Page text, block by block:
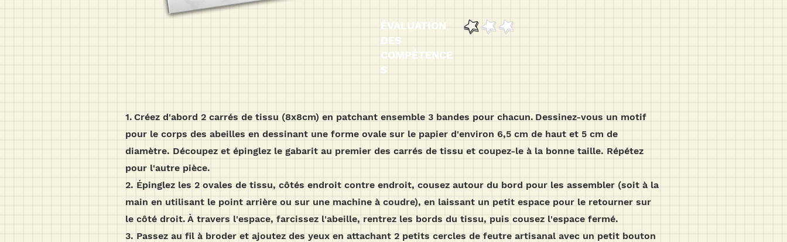
ÉVALUATION
DES
COMPÉTENCE
S
1. Créez d'abord 2 carrés de tissu (8x8cm) en patchant ensemble 3 bandes pour chacun. Dessinez-vous un motif
pour le corps des abeilles en dessinant une forme ovale sur le papier d'environ 6,5 cm de haut et 5 cm de
diamètre. Découpez et épinglez le gabarit au premier des carrés de tissu et coupez-le à la bonne taille. Répétez
pour l'autre pièce.
2. Épinglez les 2 ovales de tissu, côtés endroit contre endroit, cousez autour du bord pour les assembler (soit à la
main en utilisant le point arrière ou sur une machine à coudre), en laissant un petit espace pour le retourner sur
le côté droit. À travers l'espace, farcissez l'abeille, rentrez les bords du tissu, puis cousez l'espace fermé.
3. Passez au fil à broder et ajoutez des yeux en attachant 2 petits cercles de feutre artisanal avec un petit bouton